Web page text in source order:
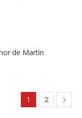
de Martin
1 2